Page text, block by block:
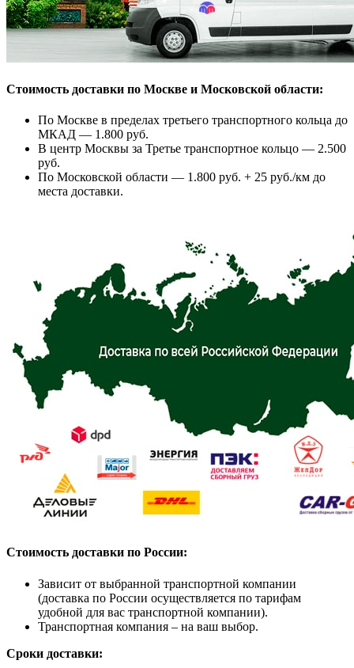
Стоимость доставки по Москве и Московской области:
По Москве в пределах третьего транспортного кольца до
МКАД — 1.800 руб.
В центр Москвы за Третье транспортное кольцо — 2.500
руб.
По Московской области — 1.800 руб. + 25 руб./км до
места доставки.
Стоимость доставки по России:
Зависит от выбранной транспортной компании
(доставка по России осуществляется по тарифам
удобной для вас транспортной компании).
Транспортная компания – на ваш выбор.
Сроки доставки: